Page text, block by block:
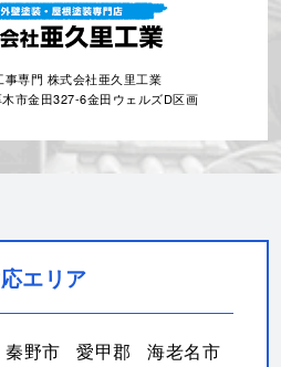
事専門 株式会社亜久里工業
市金田327-6金田ウェルズD区画
エリア
秦野市 愛甲郡
海老名市